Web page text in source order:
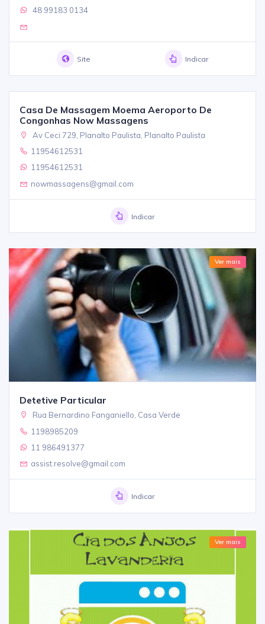
48 99183 0134
Site Indicar
Casa De Massagem Moema Aeroporto De
Congonhas Now Massagens
Av Ceci 729, Planalto Paulista, Planalto Paulista
11954612531
11954612531
nowmassagens@gmail.com
Indicar
Ver mais
Detetive Particular
Rua Bernardino Fanganiello, Casa Verde
1198985209
11 986491377
assist.resolve@gmail.com
Indicar
Ver mais